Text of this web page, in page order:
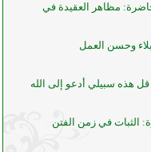
مظاهر العقيدة في
وحسن العمل
هذه سبيلي أدعو إلى الله
الثبات في زمن الفتن